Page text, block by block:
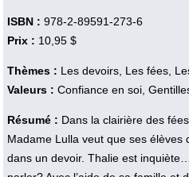
ISBN : 978-2-89591-273-6
Prix : 10,95 $
Thèmes : Les devoirs, Les fées,
Valeurs : Confiance en soi,
Résumé : Dans la clairière des
Madame Lulla veut que ses élèves
dans un devoir. Thalie est